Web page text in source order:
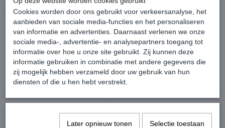
Niet op voorraad? levertijd 4-7 werkdagen.
Ook interessant
Cookies worden door ons gebruikt voor verkeersanalyse, het
aanbieden van sociale media-functies en het personaliseren
van informatie en advertenties. Daarnaast verlenen we onze
sociale media-, advertentie- en analysepartners toegang tot
informatie over hoe u onze site gebruikt. Zij kunnen deze
informatie gebruiken in combinatie met andere gegevens die
zij mogelijk hebben verzameld door uw gebruik van hun
diensten of die u hen hebt verstrekt.
Later opnieuw tonen Selectie toestaan